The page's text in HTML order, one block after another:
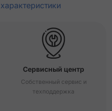
Сервисный центр
Собственный сервис и
техподдержка